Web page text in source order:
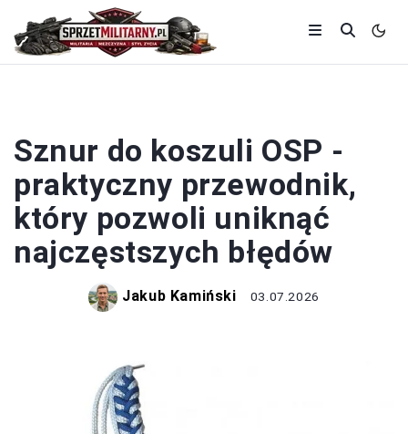
Sznur do koszuli OSP -
praktyczny przewodnik,
który pozwoli uniknąć
najczęstszych błędów
Jakub Kamiński 03.07.2026